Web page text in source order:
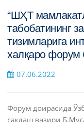
“ШҲТ
табобатининг
тизимларига
халқаро
07.06.2022
Форум доирасида
сақлаш вазири